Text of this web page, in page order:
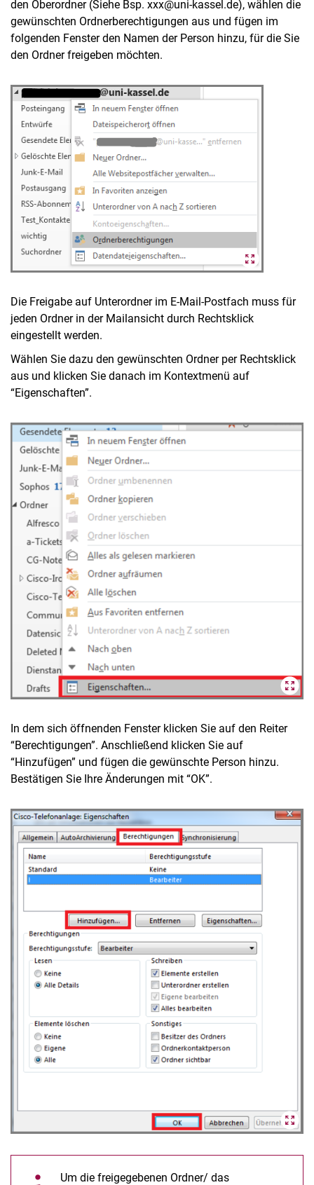
den Oberordner (Siehe Bsp. xxx@uni-kassel.de), wählen die
gewünschten Ordnerberechtigungen aus und fügen im
folgenden Fenster den Namen der Person hinzu, für die Sie
den Ordner freigeben möchten.
Die Freigabe auf Unterordner im E-Mail-Postfach muss für
jeden Ordner in der Mailansicht durch Rechtsklick
eingestellt werden.
Wählen Sie dazu den gewünschten Ordner per Rechtsklick
aus und klicken Sie danach im Kontextmenü auf
“Eigenschaften”.
In dem sich öffnenden Fenster klicken Sie auf den Reiter
“Berechtigungen”. Anschließend klicken Sie auf
“Hinzufügen” und fügen die gewünschte Person hinzu.
Bestätigen Sie Ihre Änderungen mit “OK”.
Um die freigegebenen Ordner/ das